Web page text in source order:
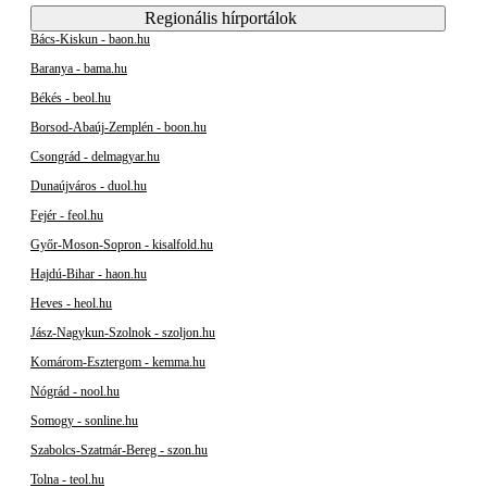
Regionális hírportálok
Bács-Kiskun - baon.hu
Baranya - bama.hu
Békés - beol.hu
Borsod-Abaúj-Zemplén - boon.hu
Csongrád - delmagyar.hu
Dunaújváros - duol.hu
Fejér - feol.hu
Győr-Moson-Sopron - kisalfold.hu
Hajdú-Bihar - haon.hu
Heves - heol.hu
Jász-Nagykun-Szolnok - szoljon.hu
Komárom-Esztergom - kemma.hu
Nógrád - nool.hu
Somogy - sonline.hu
Szabolcs-Szatmár-Bereg - szon.hu
Tolna - teol.hu